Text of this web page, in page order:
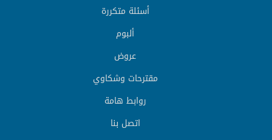
أسئلة متكررة
ألبوم
عروض
مقترحات وشكاوي
روابط هامة
اتصل بنا